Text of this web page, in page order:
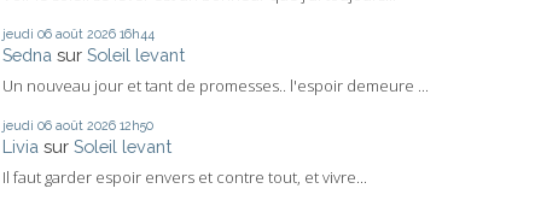
jeudi 06 août 2026 16h44
Sedna sur Soleil levant
Un nouveau jour et tant de promesses.. l'espoir demeure ...
jeudi 06 août 2026 12h50
Livia sur Soleil levant
Il faut garder espoir envers et contre tout, et vivre...